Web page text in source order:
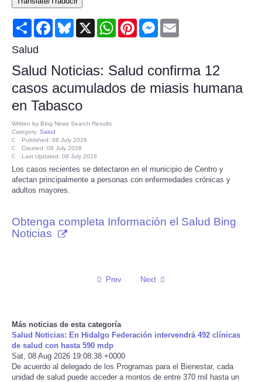
Consumer
Consumer Affairs Recalls
Food & Drug Recalls
Product Safety News
Entertainment
Health
Pets
Politics
Social
Sports
Share FacebookBluesky
X WhatsAppPinterestMessenger
Salud
Salud Noticias: Salud confirma 12
casos acumulados de miasis humana
en Tabasco
Written by Bing News Search Results
Category: Salud
Published: 08 July 2026
Created: 08 July 2026
Last Updated: 08 July 2026
Los casos recientes se detectaron en el municipio de Centro y
afectan principalmente a personas con enfermedades crónicas y
adultos mayores.
Obtenga completa Información el Salud Bing
Noticias
Prev Next
Más noticias de esta categoría
Salud Noticias: En Hidalgo Federación intervendrá 492 clínicas
de salud con hasta 590 mdp
Sat, 08 Aug 2026 19:08:38 +0000
De acuerdo al delegado de los Programas para el Bienestar, cada
unidad de salud puede acceder a montos de entre 370 mil hasta un